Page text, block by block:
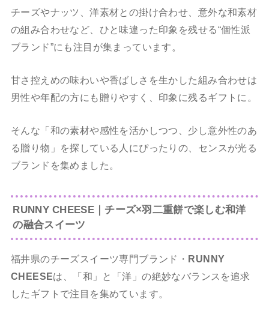
チーズやナッツ、洋素材との掛け合わせ、意外な和素材
の組み合わせなど、ひと味違った印象を残せる“個性派
ブランド”にも注目が集まっています。
甘さ控えめの味わいや香ばしさを生かした組み合わせは
男性や年配の方にも贈りやすく、印象に残るギフトに。
そんな「和の素材や感性を活かしつつ、少し意外性のあ
る贈り物」を探している人にぴったりの、センスが光る
ブランドを集めました。
RUNNY CHEESE｜チーズ×羽二重餅で楽しむ和洋
の融合スイーツ
福井県のチーズスイーツ専門ブランド・ RUNNY
CHEESEは、「和」と「洋」の絶妙なバランスを追求
したギフトで注目を集めています。